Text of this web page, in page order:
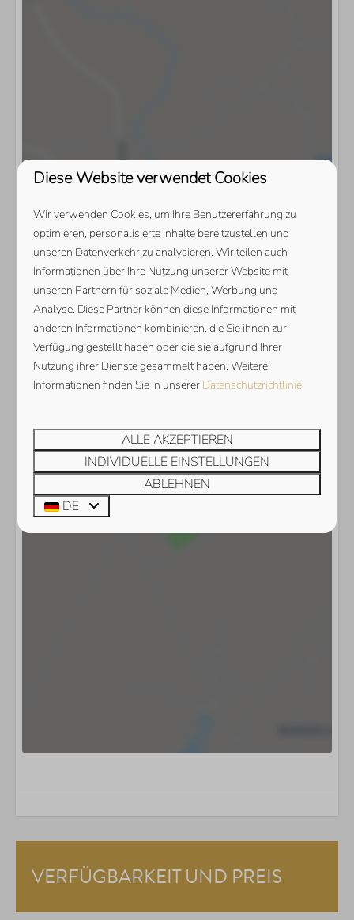
Karte anzeigen
VERFÜGBARKEIT UND PREIS
Diese Website verwendet Cookies
Wir verwenden Cookies, um Ihre Benutzererfahrung zu
optimieren, personalisierte Inhalte bereitzustellen und
unseren Datenverkehr zu analysieren. Wir teilen auch
Informationen über Ihre Nutzung unserer Website mit
unseren Partnern für soziale Medien, Werbung und
Analyse. Diese Partner können diese Informationen mit
anderen Informationen kombinieren, die Sie ihnen zur
Verfügung gestellt haben oder die sie aufgrund Ihrer
Nutzung ihrer Dienste gesammelt haben. Weitere
Informationen finden Sie in unserer Datenschutzrichtlinie.
ALLE AKZEPTIEREN
INDIVIDUELLE EINSTELLUNGEN
ABLEHNEN
DE